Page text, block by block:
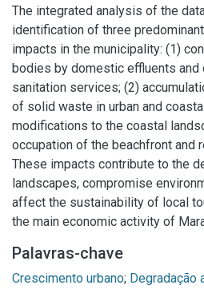
The integrated analysis of the
identification of three
impacts in the municipality: (1)
bodies by domestic effluents
sanitation services; (2)
of solid waste in urban and
modifications to the coastal
occupation of the beachfront and
These impacts contribute to the
landscapes, compromise
affect the sustainability of local
the main economic activity of
Palavras-chave
Crescimento urbano; Degradação